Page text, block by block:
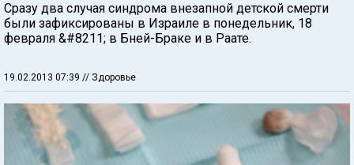
Сразу два случая синдрома внезапной детской смерти
были зафиксированы в Израиле в понедельник, 18
февраля &#8211; в Бней-Браке и в Раате.
19.02.2013 07:39 // Здоровье